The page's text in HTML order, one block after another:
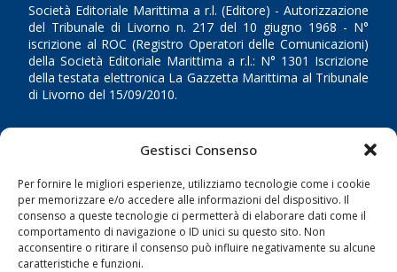
Gestisci Consenso
Per fornire le migliori esperienze, utilizziamo tecnologie come i cookie
per memorizzare e/o accedere alle informazioni del dispositivo. Il
consenso a queste tecnologie ci permetterà di elaborare dati come il
comportamento di navigazione o ID unici su questo sito. Non
acconsentire o ritirare il consenso può influire negativamente su alcune
caratteristiche e funzioni.
Società Editoriale Marittima a r.l. (Editore) - Autorizzazione
del Tribunale di Livorno n. 217 del 10 giugno 1968 - N°
iscrizione al ROC (Registro Operatori delle Comunicazioni)
della Società Editoriale Marittima a r.l.: N° 1301 Iscrizione
della testata elettronica La Gazzetta Marittima al Tribunale
di Livorno del 15/09/2010.
LINK
Shipping
Porti/Interporti
Trasporti
Varie